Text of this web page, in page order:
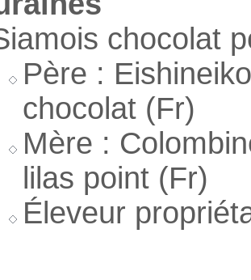
chocolat
Père :
chocolat (Fr)
Mère :
lilas point (Fr)
Éleveur